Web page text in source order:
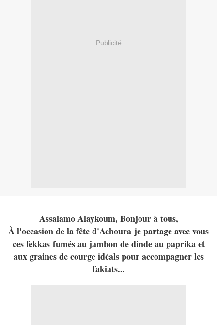
Publicité
Assalamo Alaykoum, Bonjour à tous,
À l'occasion de la fête d'Achoura je partage avec vous
ces fekkas fumés au jambon de dinde au paprika et
aux graines de courge idéals pour accompagner les
fakiats...